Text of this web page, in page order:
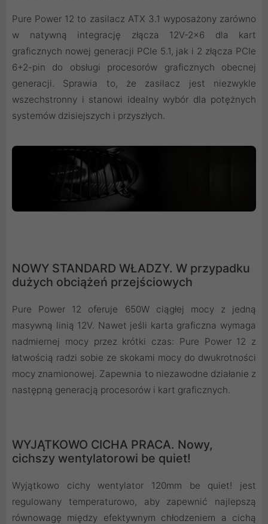
Pure Power 12 to zasilacz ATX 3.1 wyposażony zarówno
w natywną integrację złącza 12V-2x6 dla kart
graficznych nowej generacji PCIe 5.1, jak i 2 złącza PCIe
6+2-pin do obsługi procesorów graficznych obecnej
generacji. Sprawia to, że zasilacz jest niezwykle
wszechstronny i stanowi idealny wybór dla potężnych
systemów dzisiejszych i przyszłych.
NOWY STANDARD WŁADZY. W przypadku
dużych obciążeń przejściowych
Pure Power 12 oferuje 650W ciągłej mocy z jedną
masywną linią 12V. Nawet jeśli karta graficzna wymaga
nadmiernej mocy przez krótki czas: Pure Power 12 z
łatwością radzi sobie ze skokami mocy do dwukrotności
mocy znamionowej. Zapewnia to niezawodne działanie z
następną generacją procesorów i kart graficznych.
WYJĄTKOWO CICHA PRACA. Nowy,
cichszy wentylatorowi be quiet!
Wyjątkowo cichy wentylator 120mm be quiet! jest
regulowany temperaturowo, aby zapewnić najlepszą
równowagę między efektywnym chłodzeniem a cichą